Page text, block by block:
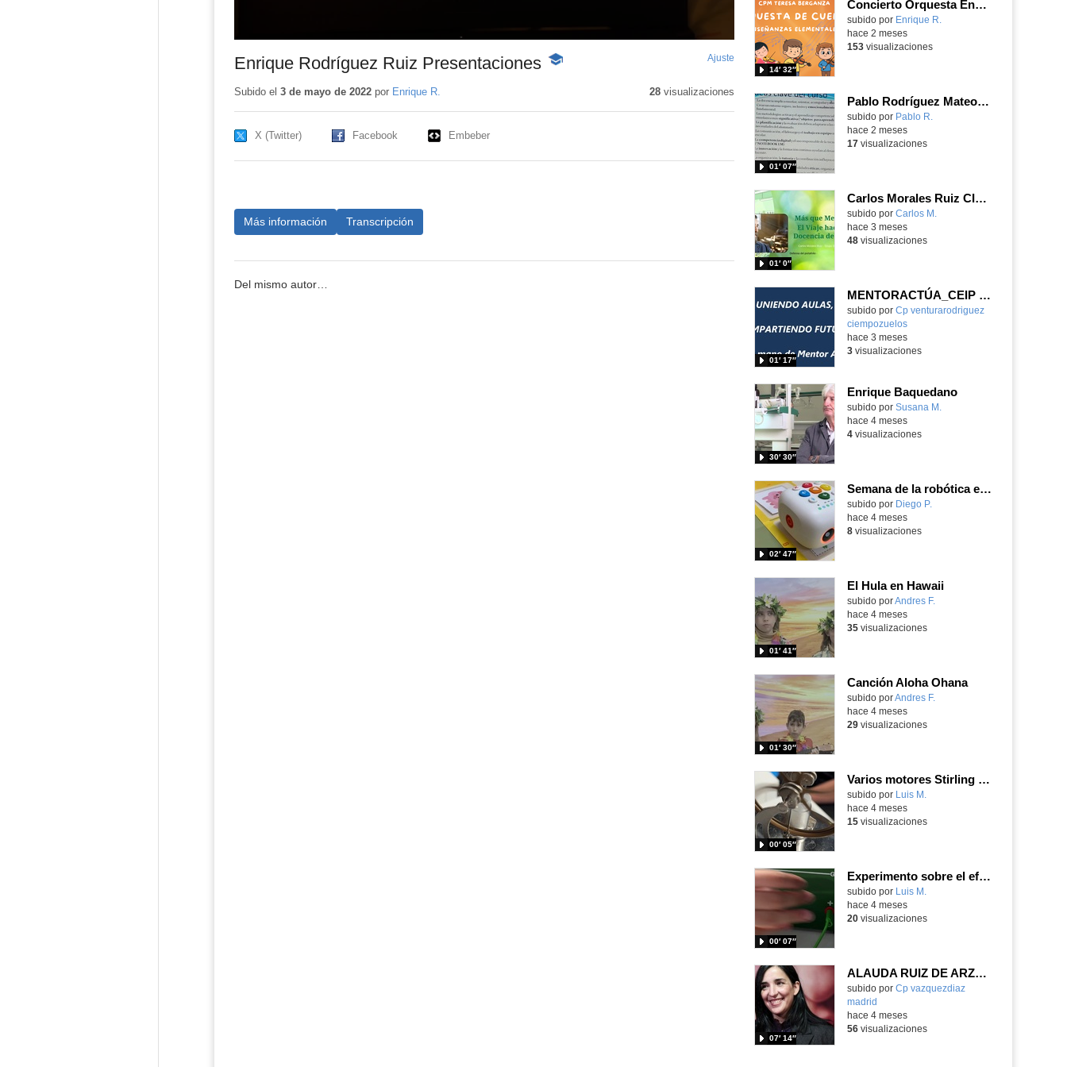
Enrique Rodríguez Ruiz Presentaciones -
Ajuste
pantalla
Subido el 3 de mayo de 2022por Enrique R. 28visualizaciones
X (Twitter) Facebook Embeber
Más información Transcripción
Del mismo autor…
Concierto Orquesta Enseñanzas Elementales CPM "Teresa Berganza"
Contenido educativo.
subido por Enrique R.
14′ 32″
hace 2 meses
153visualizaciones
Pablo Rodríguez Mateos grupo 9 portfolio
subido por Pablo R.
01′ 07″
hace 2 meses
17visualizaciones
Carlos Morales Ruiz CID 3B Defensa portafolio digital
Contenido educativo.
subido por Carlos M.
01′ 0″
hace 3 meses
48visualizaciones
MENTORACTÚA_CEIP VENTURA RODRÍGUEZ_CEIP VILLA ROMANA
Contenido educativo.
subido por Cp venturarodriguez
ciempozuelos
01′ 17″
-
hace 3 meses
3visualizaciones
Enrique Baquedano
Contenido educativo.
subido por Susana M.
30′ 30″
hace 4 meses
4visualizaciones
Semana de la robótica en el CEIP Carlos Ruiz
Contenido educativo.
subido por Diego P.
02′ 47″
hace 4 meses
8visualizaciones
El Hula en Hawaii
subido porAndres F.
01′ 41″
hace 4 meses
35visualizaciones
Canción Aloha Ohana
subido porAndres F.
01′ 30″
hace 4 meses
29visualizaciones
Varios motores Stirling en funcionamiento en el stand del IES Enrique Tierno Galván de Parla
Contenido educativo.
subido por Luis M.
00′ 05″
hace 4 meses
15visualizaciones
Experimento sobre el efecto Seebeck realizado en el stand del IES Enrique Tierno Galván de Parla
Contenido educativo.
subido por Luis M.
00′ 07″
hace 4 meses
20visualizaciones
ALAUDA RUIZ DE ARZÚA EN EL DVD
subido por Cp vazquezdiaz
madrid
07′ 14″
hace 4 meses
56visualizaciones